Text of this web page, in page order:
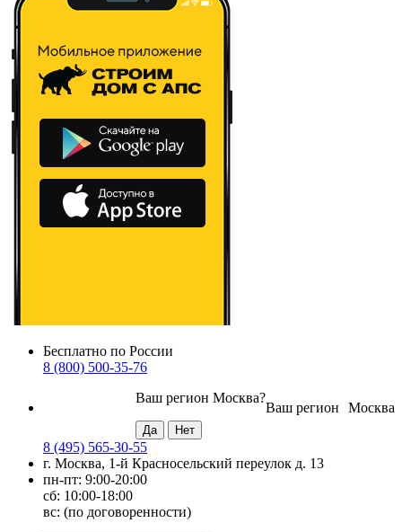
Бесплатно по России
8 (800) 500-35-76
Москва
Ваш регион
Ваш регион Москва?
8 (495) 565-30-55
г. Москва, 1-й Красносельский переулок д. 13
пн-пт: 9:00-20:00
сб: 10:00-18:00
вс: (по договоренности)